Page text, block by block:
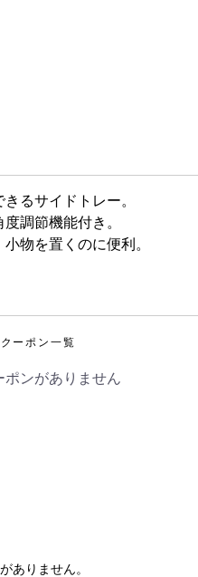
るサイドトレー。
調節機能付き。
物を置くのに便利。
クーポン一覧
ンがありません
ありません。